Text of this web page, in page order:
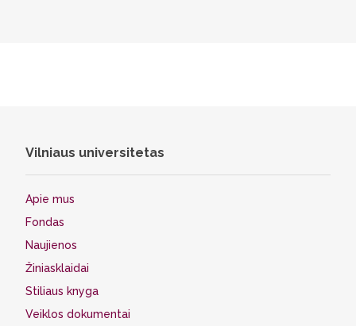
Vilniaus universitetas
Apie mus
Fondas
Naujienos
Žiniasklaidai
Stiliaus knyga
Veiklos dokumentai